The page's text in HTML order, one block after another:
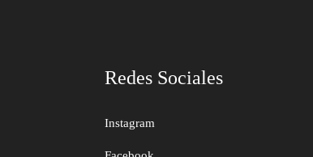
Redes Sociales
Instagram